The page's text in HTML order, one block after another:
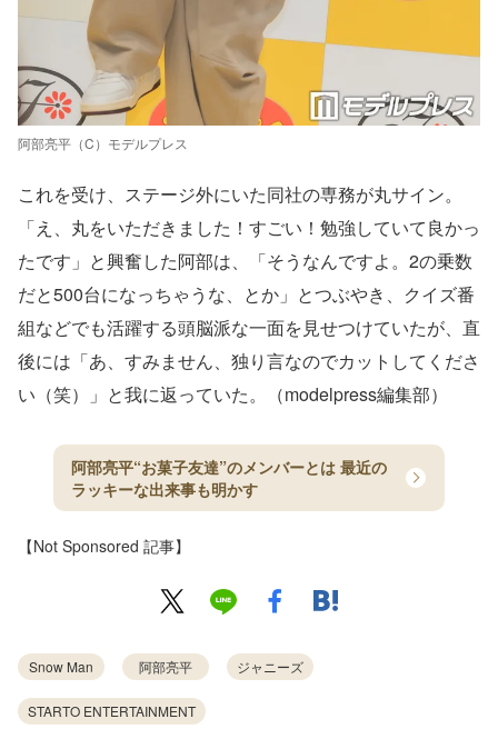
阿部亮平（C）モデルプレス
これを受け、ステージ外にいた同社の専務が丸サイン。
「え、丸をいただきました！すごい！勉強していて良かっ
たです」と興奮した阿部は、「そうなんですよ。2の乗数
だと500台になっちゃうな、とか」とつぶやき、クイズ番
組などでも活躍する頭脳派な一面を見せつけていたが、直
後には「あ、すみません、独り言なのでカットしてくださ
い（笑）」と我に返っていた。（modelpress編集部）
阿部亮平“お菓子友達”のメンバーとは 最近の
ラッキーな出来事も明かす
【Not Sponsored 記事】
Snow Man 阿部亮平 ジャニーズ
STARTO ENTERTAINMENT